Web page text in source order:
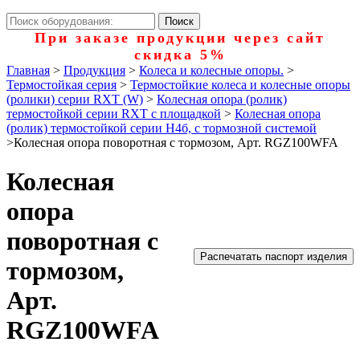
При заказе продукции через сайт
скидка 5%
Главная > Продукция > Колеса и колесные опоры. >
Термостойкая серия > Термостойкие колеса и колесные опоры
(ролики) серии RXT (W) > Колесная опора (ролик)
термостойкой серии RXT с площадкой > Колесная опора
(ролик) термостойкой серии Н4б, с тормозной системой
>Колесная опора поворотная с тормозом, Арт. RGZ100WFA
Колесная
опора
поворотная с
тормозом,
Арт.
RGZ100WFA
Распечатать паспорт изделия